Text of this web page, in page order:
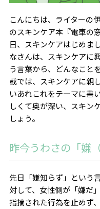
こんにちは、ライターの
のスキンケア本『電車の
日、スキンケアはじめま
なさんは、スキンケアに
う言葉から、どんなこ
載では、スキンケアに親
いあれこれをテーマに書
しくて奥が深い、スキン
しょう。
昨今うわさの「嫌
先日「嫌知らず」という
対して、女性側が「嫌だ
指摘された行為を止めず